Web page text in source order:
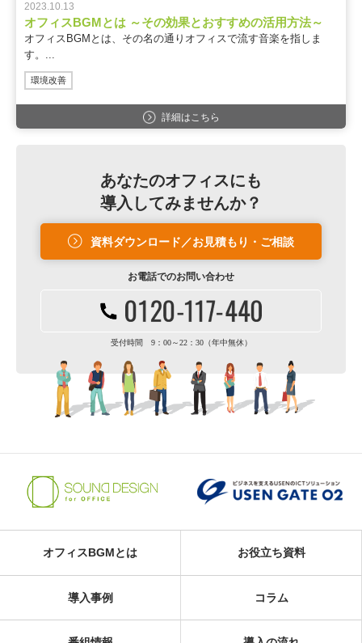
2023.10.13
オフィスBGMとは ～その効果とおすすめの活用方法～
オフィスBGMとは、その名の通りオフィスで流す音楽を指しま
す。...
環境改善
詳細はこちら
あなたのオフィスにも
導入してみませんか？
資料ダウンロード／お見積もり・ご相談
お電話でのお問い合わせ
受付時間 9：00～22：30（年中無休）
オフィスBGMとは お役立ち資料
導入事例 コラム